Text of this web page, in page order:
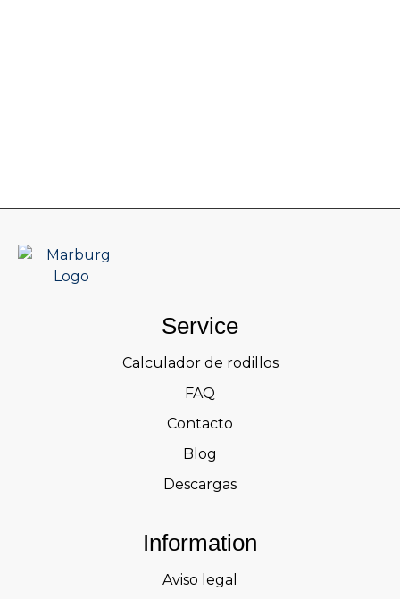
Service
Calculador de rodillos
FAQ
Contacto
Blog
Descargas
Information
Aviso legal